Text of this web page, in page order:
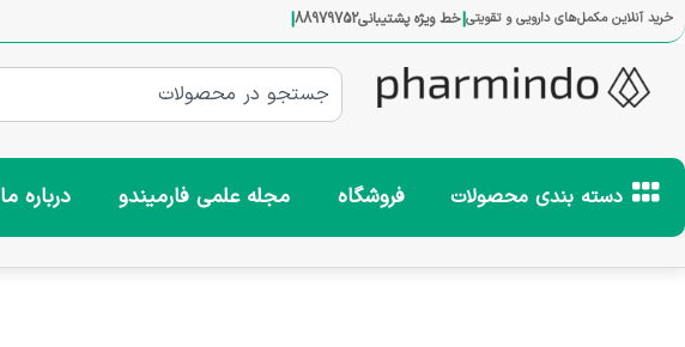
خرید آنلاین مکمل‌های دارویی و تقویتی|خط ویژه پشتیبانی88979752
|
دسته بندی محصولات فروشگاه مجله علمی فارمیندو درباره ما